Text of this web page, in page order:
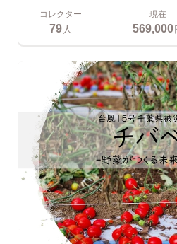
コレクター
79人
現在
569,000